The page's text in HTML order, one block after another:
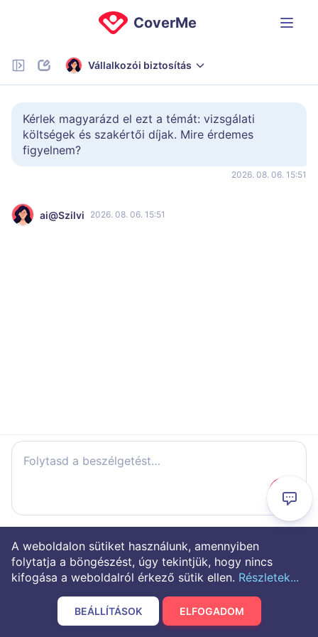
CoverMe
Vállalkozói biztosítás
Kérlek magyarázd el ezt a témát: vizsgálati
költségek és szakértői díjak. Mire érdemes
figyelnem?
2026. 08. 06. 15:51
ai@Szilvi 2026. 08. 06. 15:51
Folytasd a beszélgetést…
A weboldalon sütiket használunk, amennyiben
folytatja a böngészést, úgy tekintjük, hogy nincs
kifogása a weboldalról érkező sütik ellen. Részletek...
BEÁLLÍTÁSOK ELFOGADOM